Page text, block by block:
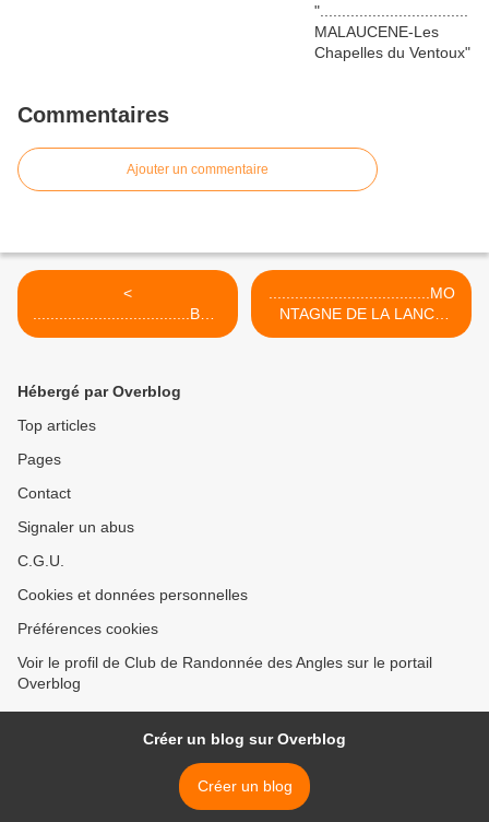
Commentaires
Ajouter un commentaire
<
....................................BON
NIEUX
.....................................MO
NTAGNE DE LA LANCE
(26) >
Hébergé par Overblog
Top articles
Pages
Contact
Signaler un abus
C.G.U.
Cookies et données personnelles
Préférences cookies
Voir le profil de Club de Randonnée des Angles sur le portail
Overblog
Créer un blog sur Overblog
Créer un blog